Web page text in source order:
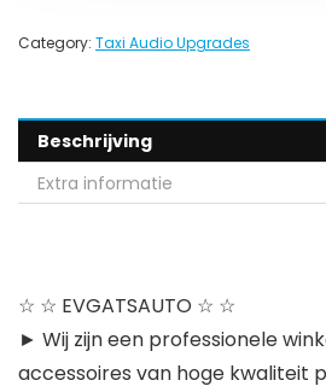
Category: Taxi Audio Upgrades
Beschrijving
Extra informatie
☆ ☆ EVGATSAUTO ☆ ☆
► Wij zijn een professionele
accessoires van hoge kwaliteit